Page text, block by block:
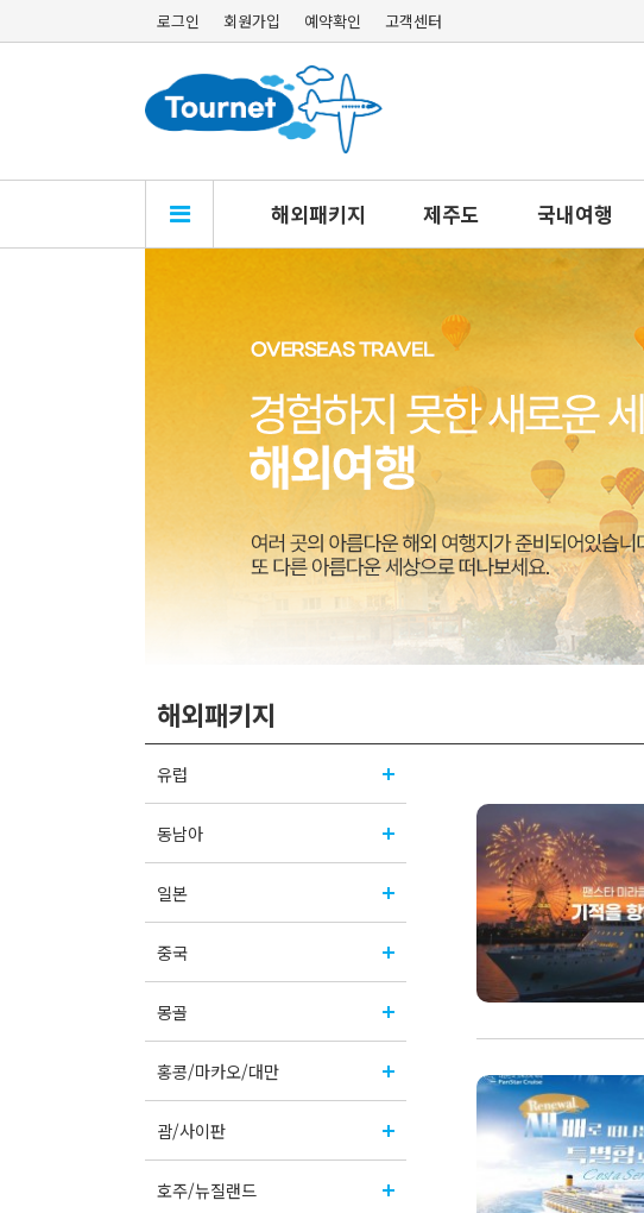
로그인 회원가입 예약확인 고객센터
해외패키지 제주도 국내여행
해외패키지
유럽
동남아
일본
중국
몽골
홍콩/마카오/대만
괌/사이판
호주/뉴질랜드